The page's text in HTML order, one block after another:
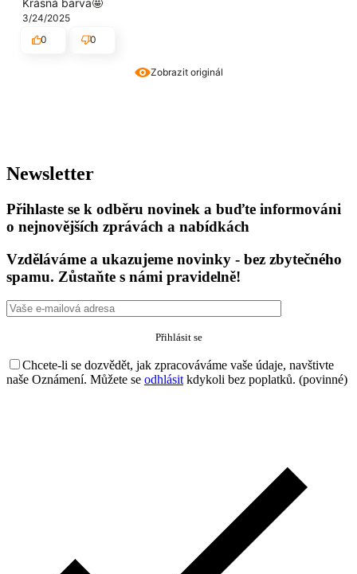
Zobrazit originál
3/24/2025
0
0
Newsletter
Přihlaste se k odběru novinek a buďte informováni
o nejnovějších zprávách a nabídkách
Vzděláváme a ukazujeme novinky - bez zbytečného
spamu. Zůstaňte s námi pravidelně!
Chcete-li se dozvědět, jak zpracováváme vaše údaje, navštivte
naše Oznámení. Můžete se odhlásit kdykoli bez poplatků. (povinné)